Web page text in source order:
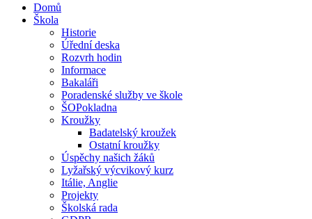
Domů
Škola
Historie
Úřední deska
Rozvrh hodin
Informace
Bakaláři
Poradenské služby ve škole
ŠOPokladna
Kroužky
Badatelský kroužek
Ostatní kroužky
Úspěchy našich žáků
Lyžařský výcvikový kurz
Itálie, Anglie
Projekty
Školská rada